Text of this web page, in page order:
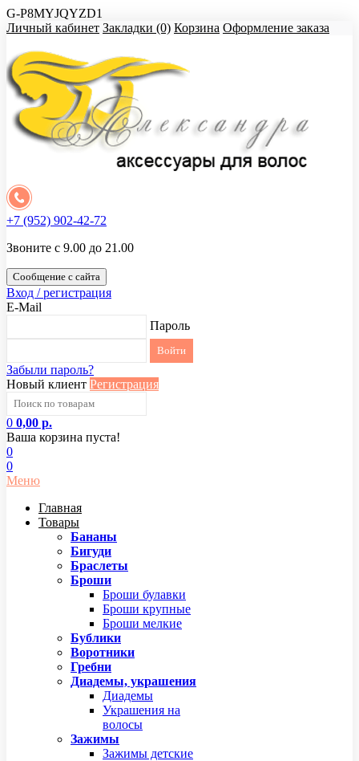
G-P8MYJQYZD1
Личный кабинет Закладки (0) Корзина Оформление заказа
+7 (952) 902-42-72
Звоните с 9.00 до 21.00
Сообщение с сайта
Вход / регистрация
E-Mail
Пароль
Забыли пароль?
Новый клиент Регистрация
0 0,00 р.
Ваша корзина пуста!
0
0
Меню
Главная
Товары
Бананы
Бигуди
Браслеты
Броши
Броши булавки
Броши крупные
Броши мелкие
Бублики
Воротники
Гребни
Диадемы, украшения
Диадемы
Украшения на
волосы
Зажимы
Зажимы детские